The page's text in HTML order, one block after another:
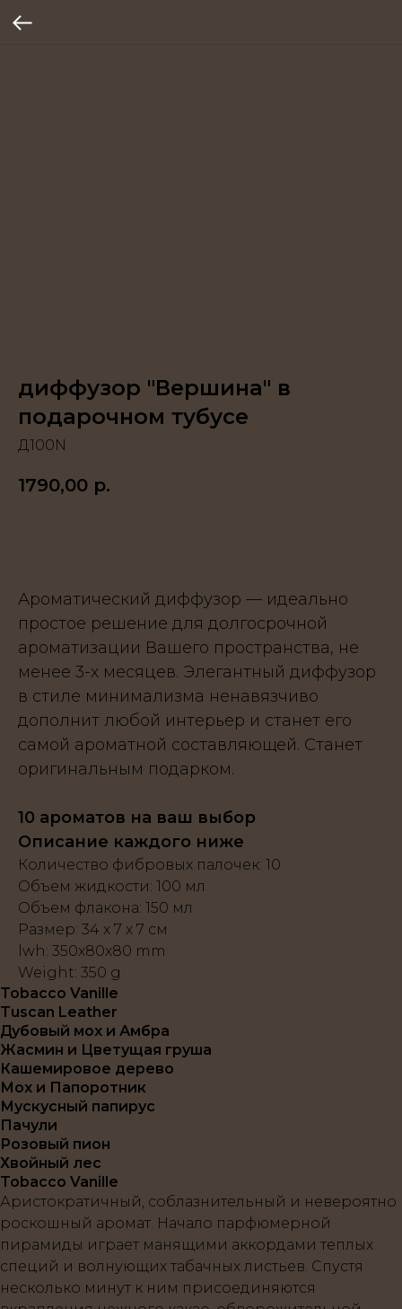
диффузор "Вершина" в
подарочном тубусе
Д100N
1790,00 р.
Ароматический диффузор — идеально
простое решение для долгосрочной
ароматизации Вашего пространства, не
менее 3-х месяцев. Элегантный диффузор
в стиле минимализма ненавязчиво
дополнит любой интерьер и станет его
самой ароматной составляющей. Станет
оригинальным подарком.
10 ароматов на ваш выбор
Описание каждого ниже
Количество фибровых палочек: 10
Объем жидкости: 100 мл
Объем флакона: 150 мл
Размер: 34 х 7 х 7 см
lwh: 350x80x80 mm
Weight: 350 g
Tobacco Vanille
Tuscan Leather
Дубовый мох и Амбра
Жасмин и Цветущая груша
Кашемировое дерево
Мох и Папоротник
Мускусный папирус
Пачули
Розовый пион
Хвойный лес
Tobacco Vanille
Аристократичный, соблазнительный и невероятно
роскошный аромат. Начало парфюмерной
пирамиды играет манящими аккордами теплых
специй и волнующих табачных листьев. Спустя
несколько минут к ним присоединяются